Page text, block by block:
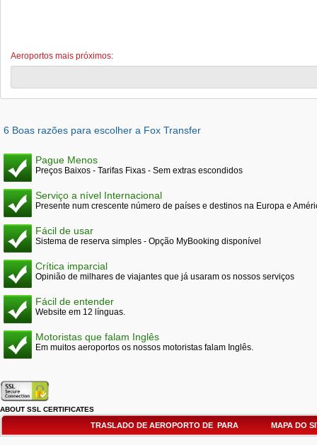
Aeroportos mais próximos:
6 Boas razões para escolher a Fox Transfer
Pague Menos
Preços Baixos - Tarifas Fixas - Sem extras escondidos
Serviço a nível Internacional
Presente num crescente número de países e destinos na Europa e
Fácil de usar
Sistema de reserva simples - Opção MyBooking disponível
Crítica imparcial
Opinião de milhares de viajantes que já usaram os nossos serviços
Fácil de entender
Website em 12 línguas.
Motoristas que falam Inglês
Em muitos aeroportos os nossos motoristas falam Inglês.
ABOUT SSL CERTIFICATES
TRASLADO DE AEROPORTO DE PARA MAPA DO